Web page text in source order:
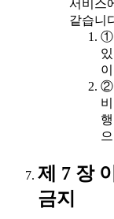
서비스
같습니
①
②
제 7 장
금지